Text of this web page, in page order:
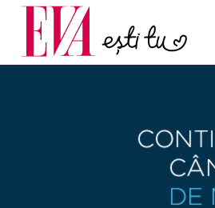
Carieră
Actualitate